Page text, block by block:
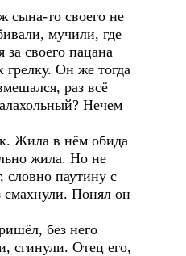
сына-то своего не
мучили, где
за своего пацана
грелку. Он же тогда
раз всё
Нечем
Жила в нём обида
жила. Но не
словно паутину с
смахнули. Понял он
без него
сгинули. Отец его,